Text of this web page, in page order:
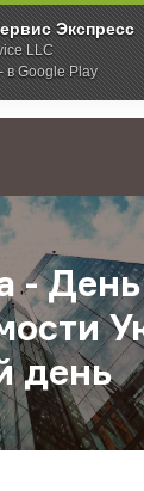
Экспресс
LLC
в Google Play
Новости 24
- День
день